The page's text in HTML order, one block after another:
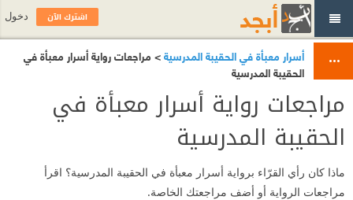
أسرار معبأة في الحقيبة المدرسية> مراجعات رواية أسرار معبأة في
الحقيبة المدرسية
مراجعات رواية أسرار معبأة في
الحقيبة المدرسية
ماذا كان رأي القرّاء برواية أسرار معبأة في الحقيبة المدرسية؟ اقرأ
مراجعات الرواية أو أضف مراجعتك الخاصة.
اشترك الآن دخول